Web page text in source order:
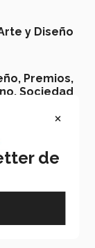
y Diseño
Premios,
Sociedad
de maestría
×
de